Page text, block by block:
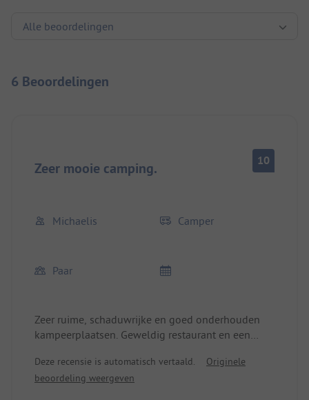
6 Beoordelingen
Zeer mooie camping. 10
Michaelis Camper
Paar
Zeer ruime, schaduwrijke en goed onderhouden
kampeerplaatsen. Geweldig restaurant en een
vriendelijk en behulpzaam. Conclusie: ik kom
graag terug.
Deze recensie is automatisch vertaald.
Originele
beoordeling weergeven